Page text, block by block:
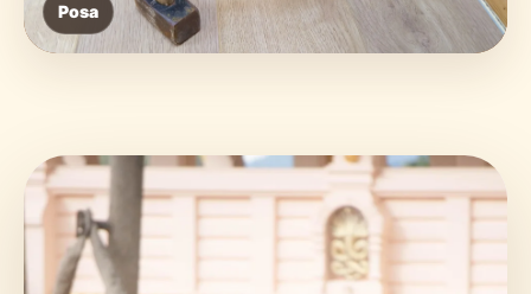
Posa